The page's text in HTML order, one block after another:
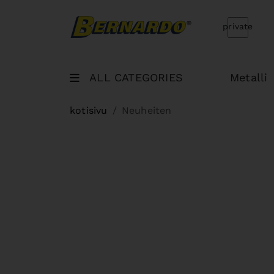
Bernardo Home
private
ALL CATEGORIES Metalli
kotisivu Neuheiten